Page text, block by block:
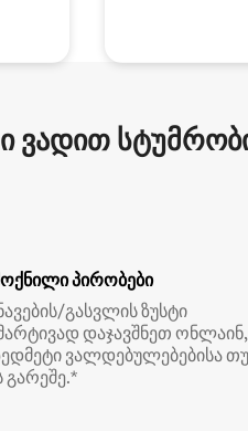
პირობები
გასვლის ზუსტი
დაჯავშნეთ ონლაინ,
ვალდებულებებისა თუ